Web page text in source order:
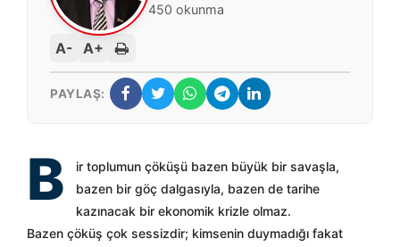
450 okunma
A- A+
PAYLAŞ:
B
ir toplumun çöküşü bazen büyük bir savaşla,
bazen bir göç dalgasıyla, bazen de tarihe
kazınacak bir ekonomik krizle olmaz.
Bazen çöküş çok sessizdir; kimsenin duymadığı fakat